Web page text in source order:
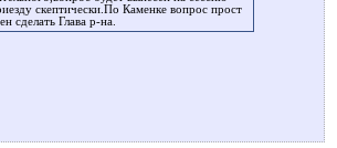
скептически.По Каменке вопрос прост
сделать Глава р-на.